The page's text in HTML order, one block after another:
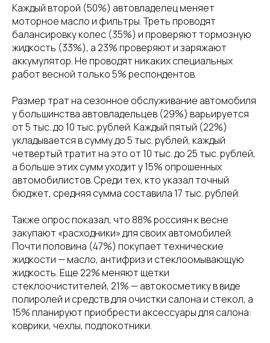
Каждый второй (50%) автовладелец меняет
моторное масло и фильтры. Треть проводят
балансировку колес (35%) и проверяют тормозную
жидкость (33%), а 23% проверяют и заряжают
аккумулятор. Не проводят никаких специальных
работ весной только 5% респондентов.
Размер трат на сезонное обслуживание автомобиля
у большинства автовладельцев (29%) варьируется
от 5 тыс. до 10 тыс. рублей. Каждый пятый (22%)
укладывается в сумму до 5 тыс. рублей, каждый
четвертый тратит на это от 10 тыс. до 25 тыс. рублей,
а больше этих сумм уходит у 15% опрошенных
автомобилистов. Среди тех, кто указал точный
бюджет, средняя сумма составила 17 тыс. рублей.
Также опрос показал, что 88% россиян к весне
закупают «расходники» для своих автомобилей.
Почти половина (47%) покупает технические
жидкости — масло, антифриз и стеклоомывающую
жидкость. Еще 22% меняют щетки
стеклоочистителей, 21% — автокосметику в виде
полиролей и средств для очистки салона и стекол, а
15% планируют приобрести аксессуары для салона:
коврики, чехлы, подлокотники.